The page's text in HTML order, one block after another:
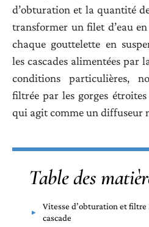
d’obturation et la quantité
transformer un filet d’eau
chaque gouttelette en
les cascades alimentées par
conditions particulières,
filtrée par les gorges
qui agit comme un diffuseur
Table des
Vitesse d’obturation et filtre
cascade